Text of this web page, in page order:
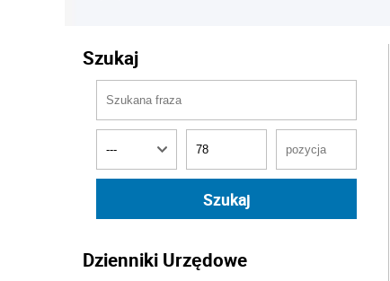
Szukaj
Dzienniki Urzędowe